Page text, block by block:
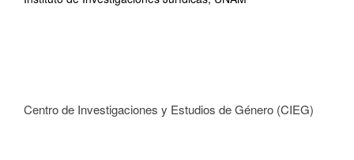
Centro de Investigaciones y Estudios de Género (CIEG)